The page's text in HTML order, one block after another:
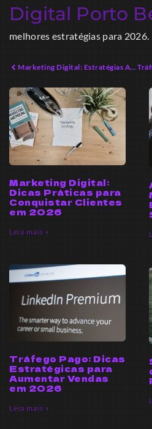
Digital Porto
melhores estratégias para 2026.
Marketing Digital: Estratégias Avançadas para 2026
Marketing Digital:
Dicas Práticas para
Conquistar Clientes
em 2026
Leia mais »
Tráfego Pago: Dicas
Estratégicas para
Aumentar Vendas
em 2026
Leia mais »